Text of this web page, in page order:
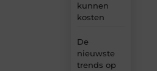
kunnen
kosten
De
nieuwste
trends op